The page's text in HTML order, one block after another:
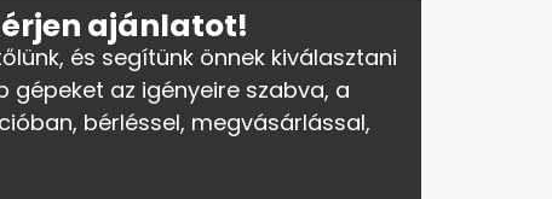
ajánlatot!
és segítünk önnek kiválasztani
gépeket az igényeire szabva, a
bérléssel, megvásárlással,